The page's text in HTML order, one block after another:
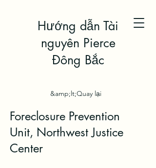
Hướng dẫn Tài
nguyên Pierce
Đông Bắc
&amp;lt;Quay lại
Foreclosure Prevention
Unit, Northwest Justice
Center